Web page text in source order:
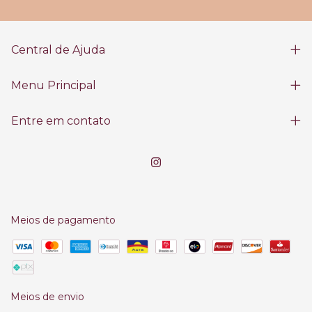
Central de Ajuda
Menu Principal
Entre em contato
Meios de pagamento
Meios de envio